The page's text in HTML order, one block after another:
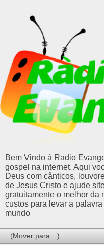
Bem Vindo à Radio
gospel na internet. Aqui
Deus com cânticos,
de Jesus Cristo e ajude
gratuitamente o melhor da
custos para levar a
mundo